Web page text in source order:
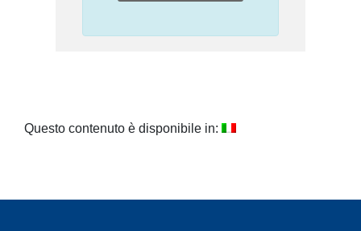
Questo contenuto è disponibile in: